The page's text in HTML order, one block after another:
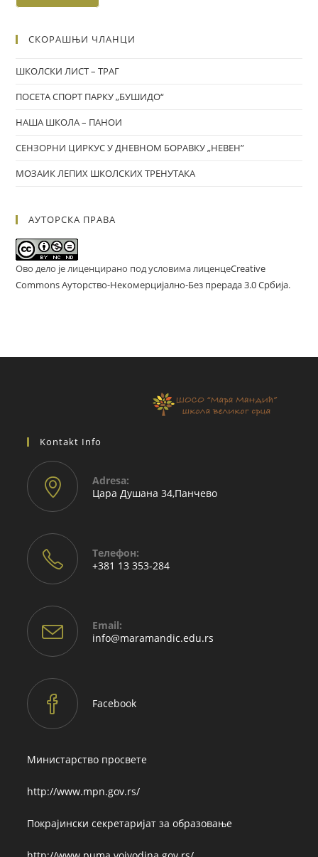
СКОРАШЊИ ЧЛАНЦИ
ШКОЛСКИ ЛИСТ – ТРАГ
ПОСЕТА СПОРТ ПАРКУ „БУШИДО“
НАША ШКОЛА – ПАНОИ
СЕНЗОРНИ ЦИРКУС У ДНЕВНОМ БОРАВКУ „НЕВЕН”
МОЗАИК ЛЕПИХ ШКОЛСКИХ ТРЕНУТАКА
АУТОРСКА ПРАВА
Ово дело је лиценцирано под условима лиценцеCreative
Commons Ауторство-Некомерцијално-Без прерада 3.0 Србија.
Kontakt Info
Adresа:
Цара Душана 34,Панчево
Телефон:
+381 13 353-284
Email:
info@maramandic.edu.rs
Facebook
Министарство просвете
http://www.mpn.gov.rs/
Покрајински секретаријат за образовање